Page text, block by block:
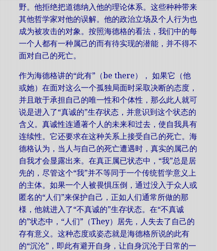
野。他拒绝把道德纳入他的理论体系。这些种种带来
其他哲学家对他的误解。他的政治立场及个人行为也
成为被攻击的对象。按照海德格的看法，我们中的每
一个人都有一种属己的而有待实现的潜能，并不得不
面对自己的死亡。
作为海德格讲的“此有”（be there）， 如果它（他
或她）在面对这么一个孤独局面时采取决断的态度，
并且敢于承担自己的唯一性和个体性，那么此人就可
说是进入了“真诚的”生存状态，并意识到这个状态的
含义。真诚性连通著个人的未来和过去，使自我具有
连续性。它还要求在这种关系上接受自己的死亡。海
德格认为，当人与自己的死亡遭遇时，真实的属己的
自我才会显露出来。在真正属已状态中，“我”总是居
先的，尽管这个“我”并不等同于一个传统哲学意义上
的主体。如果一个人被畏惧压倒，通过没入于众人或
匿名的“人们”来保护自己，正如人们通常所做的那
様，他就进入了“不真诚的”生存状态。在“不真诚
的”状态中，“人们”（They）居先，人失去了自己的
存有意义。这种态度或姿态就是海德格所说的此有
的“沉沦”，即此有避开自身，让自身沉沦于日常的一